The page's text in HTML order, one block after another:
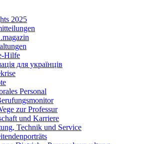
2025
Hilfe
для українців
Personal
zur Professur
und Karriere
Technik und Service